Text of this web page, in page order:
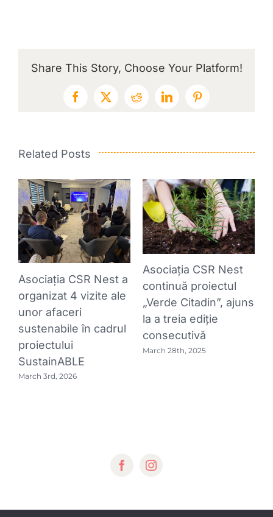
Share This Story, Choose Your Platform!
Facebook
X RedditLinkedInPinterest
Related Posts
Asociația CSR Nest a
organizat 4 vizite ale
unor afaceri
sustenabile în cadrul
proiectului
SustainABLE
March 3rd, 2026
Asociația CSR Nest
continuă proiectul
„Verde Citadin”, ajuns
la a treia ediție
consecutivă
March 28th, 2025